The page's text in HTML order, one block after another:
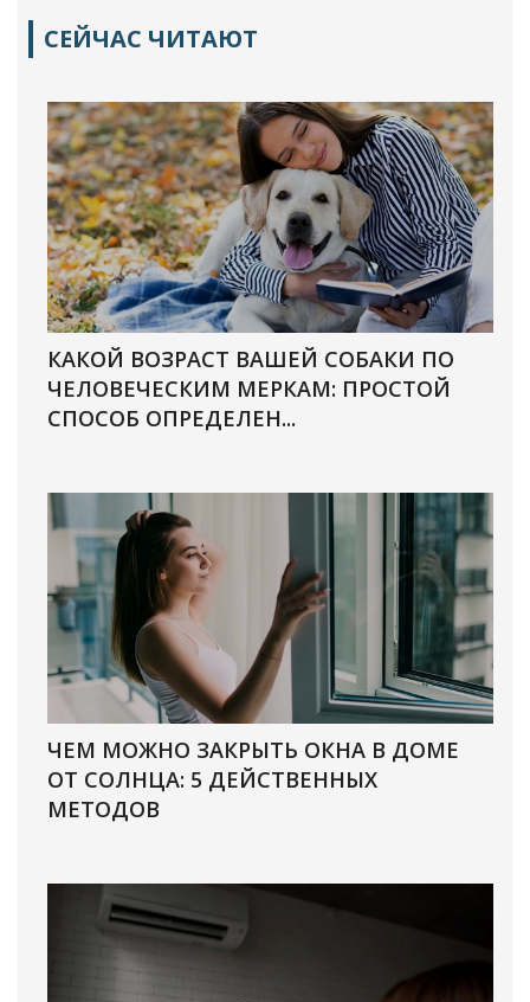
СЕЙЧАС ЧИТАЮТ
КАКОЙ ВОЗРАСТ ВАШЕЙ СОБАКИ ПО
ЧЕЛОВЕЧЕСКИМ МЕРКАМ: ПРОСТОЙ
СПОСОБ ОПРЕДЕЛЕН...
ЧЕМ МОЖНО ЗАКРЫТЬ ОКНА В ДОМЕ
ОТ СОЛНЦА: 5 ДЕЙСТВЕННЫХ
МЕТОДОВ